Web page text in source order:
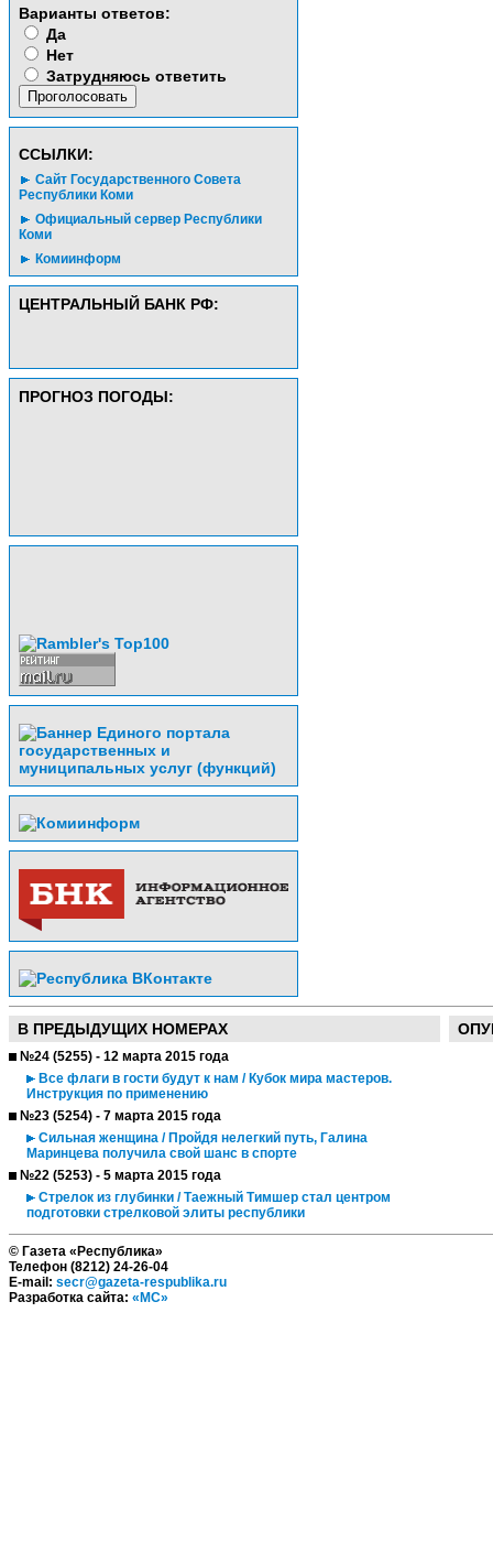
Варианты ответов:
Да
Нет
Затрудняюсь ответить
CСЫЛКИ:
Сайт Государственного Совета
Республики Коми
Официальный сервер Республики
Коми
Комиинформ
ЦЕНТРАЛЬНЫЙ БАНК РФ:
ПРОГНОЗ ПОГОДЫ:
В ПРЕДЫДУЩИХ НОМЕРАХ
№24 (5255) - 12 марта 2015 года
Все флаги в гости будут к нам / Кубок мира мастеров.
Инструкция по применению
№23 (5254) - 7 марта 2015 года
Сильная женщина / Пройдя нелегкий путь, Галина
Маринцева получила свой шанс в спорте
№22 (5253) - 5 марта 2015 года
Стрелок из глубинки / Таежный Тимшер стал центром
подготовки стрелковой элиты республики
© Газета «Республика»
Телефон (8212) 24-26-04
E-mail: secr@gazeta-respublika.ru
Разработка сайта: «МС»